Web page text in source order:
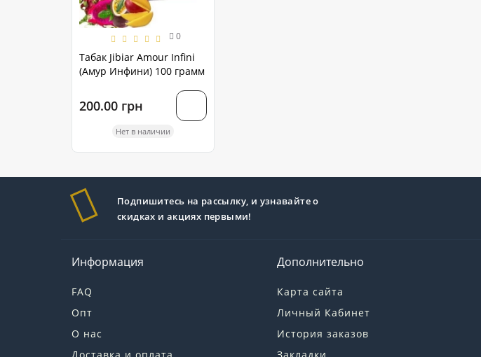
0
Табак Jibiar Amour Infini
(Амур Инфини) 100 грамм
200.00 грн
Нет в наличии
Подпишитесь на рассылку, и узнавайте о
скидках и акциях первыми!
Информация
FAQ
Опт
О нас
Дополнительно
Карта сайта
Личный Кабинет
История заказов